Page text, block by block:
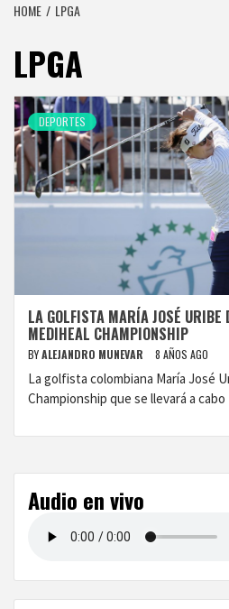
HOME LPGA
LPGA
DEPORTES
LA GOLFISTA MARÍA JOSÉ URIBE
MEDIHEAL CHAMPIONSHIP
BYALEJANDRO MUNEVAR 8 AÑOS AGO
La golfista colombiana María José
Championship que se llevará a cabo
Audio en vivo